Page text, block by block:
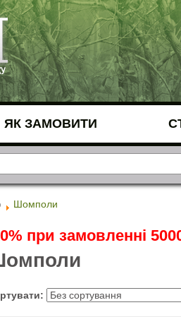
ЯК ЗАМОВИТИ
Шомполи
при замовленні